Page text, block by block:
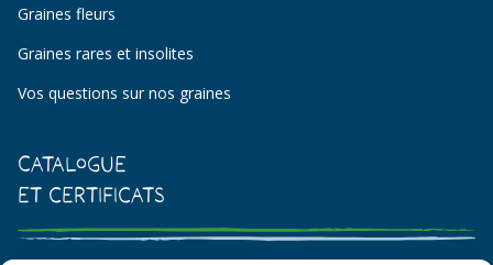
Graines fleurs
Graines rares et insolites
Vos questions sur nos graines
Catalogue
et certificats